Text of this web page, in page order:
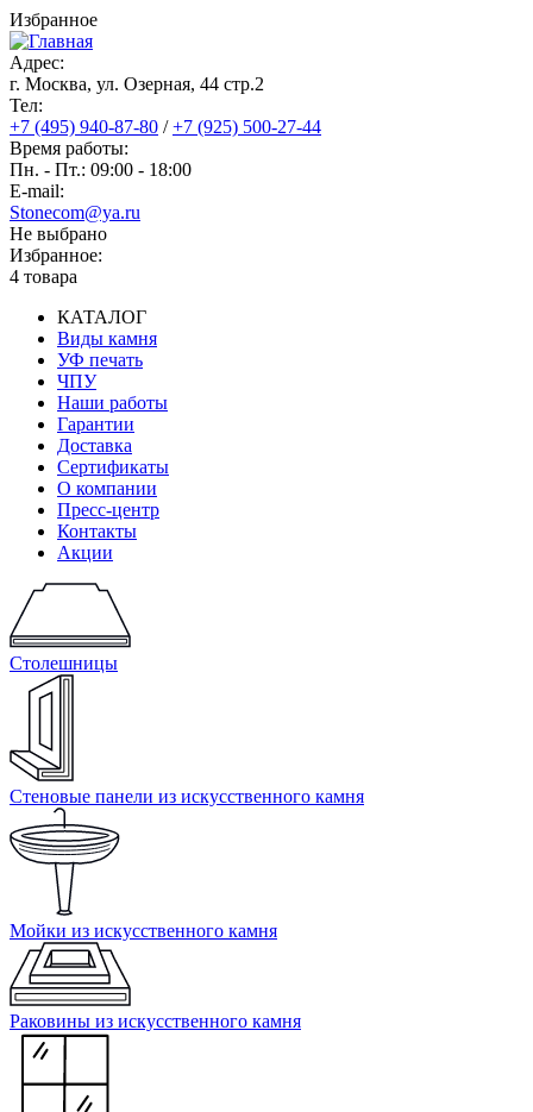
Перейти
к
основному
содержанию
Избранное
Адрес:
г. Москва, ул. Озерная, 44 cтр.2
Тел:
+7 (495) 940-87-80 /+7 (925) 500-27-44
Время работы:
Пн. - Пт.: 09:00 - 18:00
E-mail:
Stonecom@ya.ru
Не выбрано
Избранное:
4 товара
Основная
навигация
КАТАЛОГ
Виды камня
УФ печать
ЧПУ
Наши работы
Гарантии
Доставка
Сертификаты
О компании
Пресс-центр
Контакты
Акции
Столешницы
Стеновые панели из искусственного камня
Мойки из искусственного камня
Раковины из искусственного камня